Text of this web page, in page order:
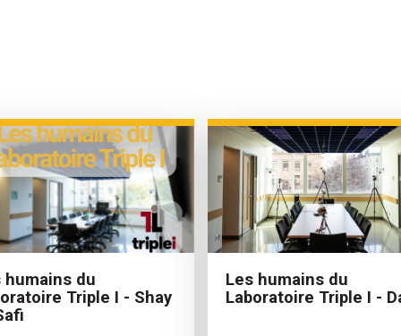
humains du
Triple I - Shay
Les humains du
Laboratoire Triple I -